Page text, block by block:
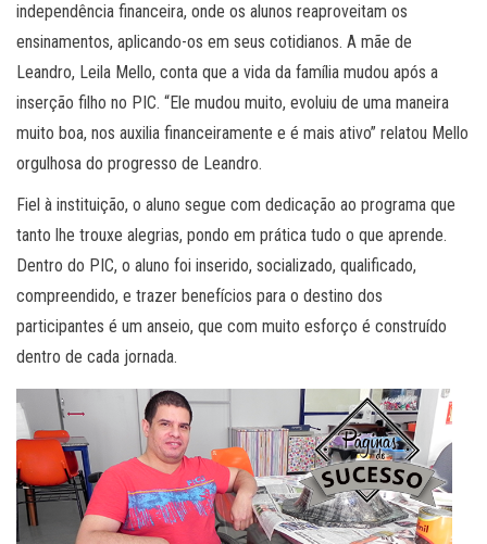
independência financeira, onde os alunos reaproveitam os
ensinamentos, aplicando-os em seus cotidianos. A mãe de
Leandro, Leila Mello, conta que a vida da família mudou após a
inserção filho no PIC. “Ele mudou muito, evoluiu de uma maneira
muito boa, nos auxilia financeiramente e é mais ativo” relatou Mello
orgulhosa do progresso de Leandro.
Fiel à instituição, o aluno segue com dedicação ao programa que
tanto lhe trouxe alegrias, pondo em prática tudo o que aprende.
Dentro do PIC, o aluno foi inserido, socializado, qualificado,
compreendido, e trazer benefícios para o destino dos
participantes é um anseio, que com muito esforço é construído
dentro de cada jornada.